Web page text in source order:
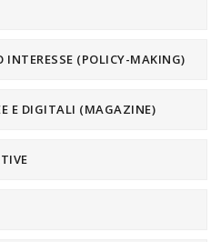
INTERESSE (POLICY-MAKING)
E DIGITALI (MAGAZINE)